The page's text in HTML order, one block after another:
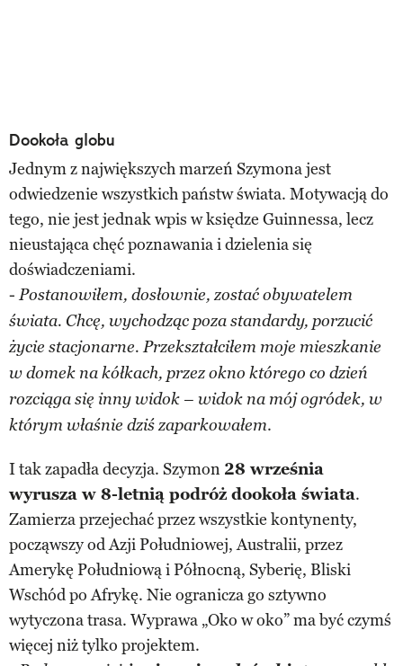
Dookoła globu
Jednym z największych marzeń Szymona jest
odwiedzenie wszystkich państw świata. Motywacją do
tego, nie jest jednak wpis w księdze Guinnessa, lecz
nieustająca chęć poznawania i dzielenia się
doświadczeniami.
- Postanowiłem, dosłownie, zostać obywatelem
świata. Chcę, wychodząc poza standardy, porzucić
życie stacjonarne. Przekształciłem moje mieszkanie
w domek na kółkach, przez okno którego co dzień
rozciąga się inny widok – widok na mój ogródek, w
którym właśnie dziś zaparkowałem.
I tak zapadła decyzja. Szymon 28 września
wyrusza w 8-letnią podróż dookoła świata.
Zamierza przejechać przez wszystkie kontynenty,
począwszy od Azji Południowej, Australii, przez
Amerykę Południową i Północną, Syberię, Bliski
Wschód po Afrykę. Nie ogranicza go sztywno
wytyczona trasa. Wyprawa „Oko w oko” ma być czymś
więcej niż tylko projektem.